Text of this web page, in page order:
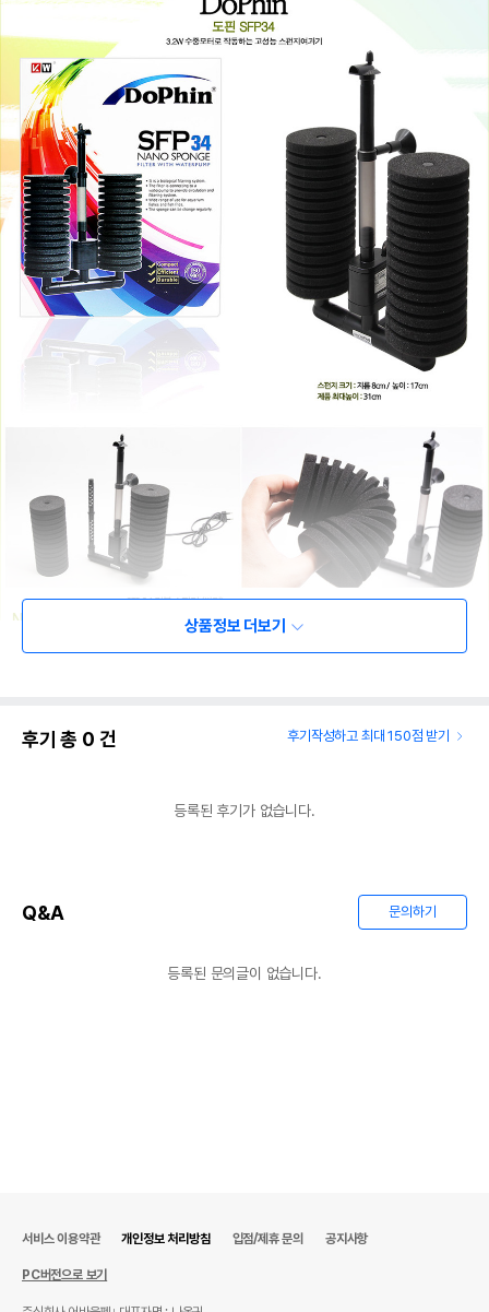
상품정보 더보기
후기 총 0 건 후기작성하고 최대 150점 받기
등록된 후기가 없습니다.
Q&A 문의하기
등록된 문의글이 없습니다.
서비스 이용약관 개인정보 처리방침 입점/제휴 문의 공지사항
PC버전으로 보기